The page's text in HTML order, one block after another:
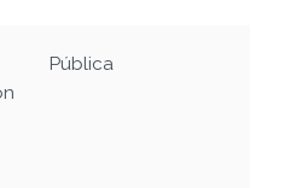
Pública